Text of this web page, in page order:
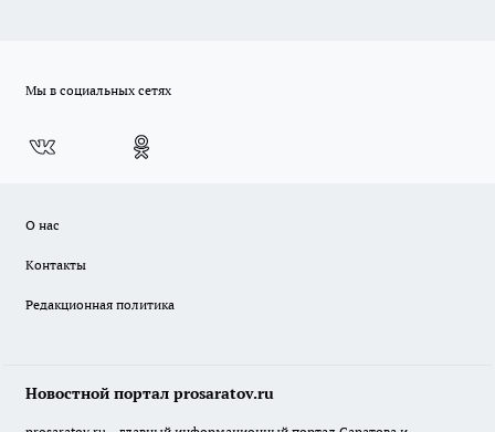
Мы в социальных сетях
О нас
Контакты
Редакционная политика
Новостной портал prosaratov.ru